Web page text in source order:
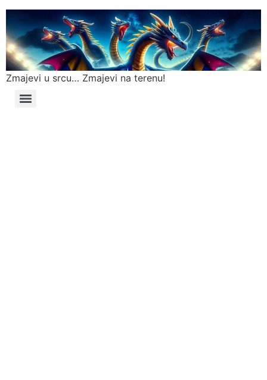
Zmajevi u srcu… Zmajevi na terenu!